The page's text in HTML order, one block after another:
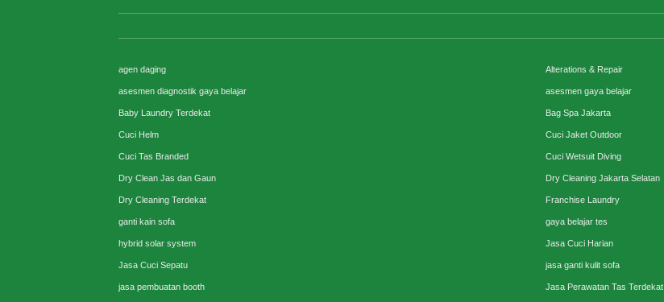
agen daging Alterations & Repair
asesmen diagnostik gaya belajar asesmen gaya belajar
Baby Laundry Terdekat Bag Spa Jakarta
Cuci Helm Cuci Jaket Outdoor
Cuci Tas Branded Cuci Wetsuit Diving
Dry Clean Jas dan Gaun Dry Cleaning Jakarta Selatan
Dry Cleaning Terdekat Franchise Laundry
ganti kain sofa gaya belajar tes
hybrid solar system Jasa Cuci Harian
Jasa Cuci Sepatu jasa ganti kulit sofa
jasa pembuatan booth Jasa Perawatan Tas Terdekat